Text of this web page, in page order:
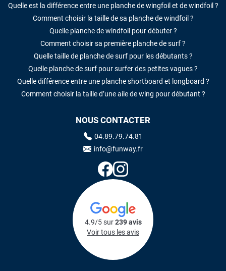
Quelle est la différence entre une planche de wingfoil et de windfoil ?
Comment choisir la taille de sa planche de windfoil ?
Quelle planche de windfoil pour débuter ?
Comment choisir sa première planche de surf ?
Quelle taille de planche de surf pour les débutants ?
Quelle planche de surf pour surfer des petites vagues ?
Quelle différence entre une planche shortboard et longboard ?
Comment choisir la taille d’une aile de wing pour débutant ?
NOUS CONTACTER
04.89.79.74.81
info@funway.fr
4.9/5 sur239 avis
Voir tous les avis